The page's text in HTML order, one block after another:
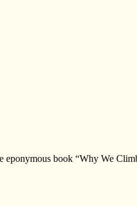
book “Why We